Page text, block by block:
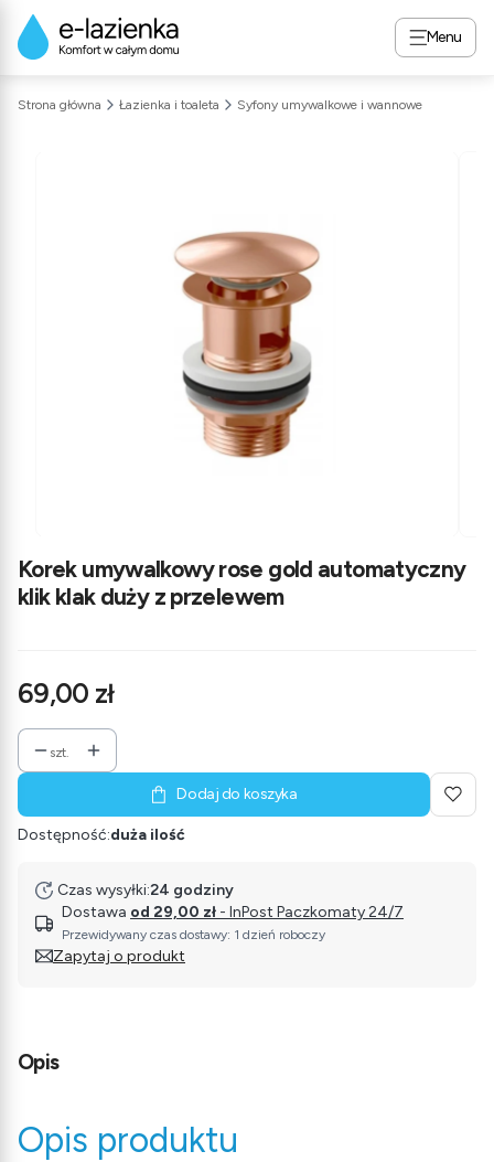
Menu
Strona główna Łazienka i toaleta Syfony umywalkowe i wannowe
Korek umywalkowy rose gold automatyczny
klik klak duży z przelewem
Cena
69,00 zł
szt.
Dodaj do koszyka
Dostępność:duża ilość
Czas wysyłki:24 godziny
Dostawa od 29,00 zł - InPost Paczkomaty 24/7
Przewidywany czas dostawy: 1 dzień roboczy
Zapytaj o produkt
Opis
Opis produktu